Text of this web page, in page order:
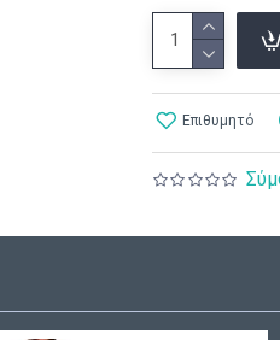
Επιθυμητό